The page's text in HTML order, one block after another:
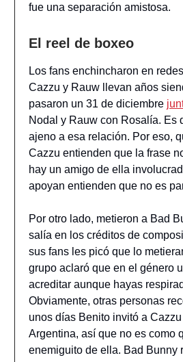
fue una separación amistosa.
El reel de boxeo
Los fans enchincharon en
Cazzu y Rauw llevan años
pasaron un 31 de diciembre
Nodal y Rauw con Rosalía. Es
ajeno a esa relación. Por eso,
Cazzu entienden que la frase
hay un amigo de ella
apoyan entienden que no es
Por otro lado, metieron a Bad
salía en los créditos de
sus fans les picó que lo
grupo aclaró que en el género
acreditar aunque hayas
Obviamente, otras personas
unos días Benito invitó a
Argentina, así que no es como
enemiguito de ella. Bad Bunny